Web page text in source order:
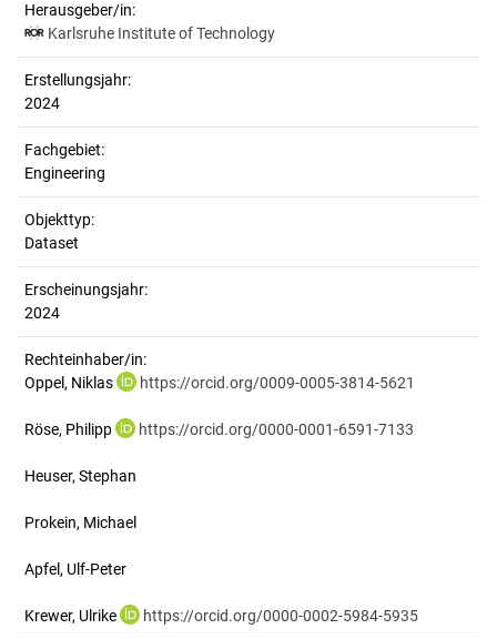
Herausgeber/in:
Karlsruhe Institute of Technology
Erstellungsjahr:
2024
Fachgebiet:
Engineering
Objekttyp:
Dataset
Erscheinungsjahr:
2024
Rechteinhaber/in:
Oppel, Niklas
https://orcid.org/0009-0005-3814-5621
Röse, Philipp https://orcid.org/0000-0001-6591-7133
Heuser, Stephan
Prokein, Michael
Apfel, Ulf-Peter
Krewer, Ulrike https://orcid.org/0000-0002-5984-5935